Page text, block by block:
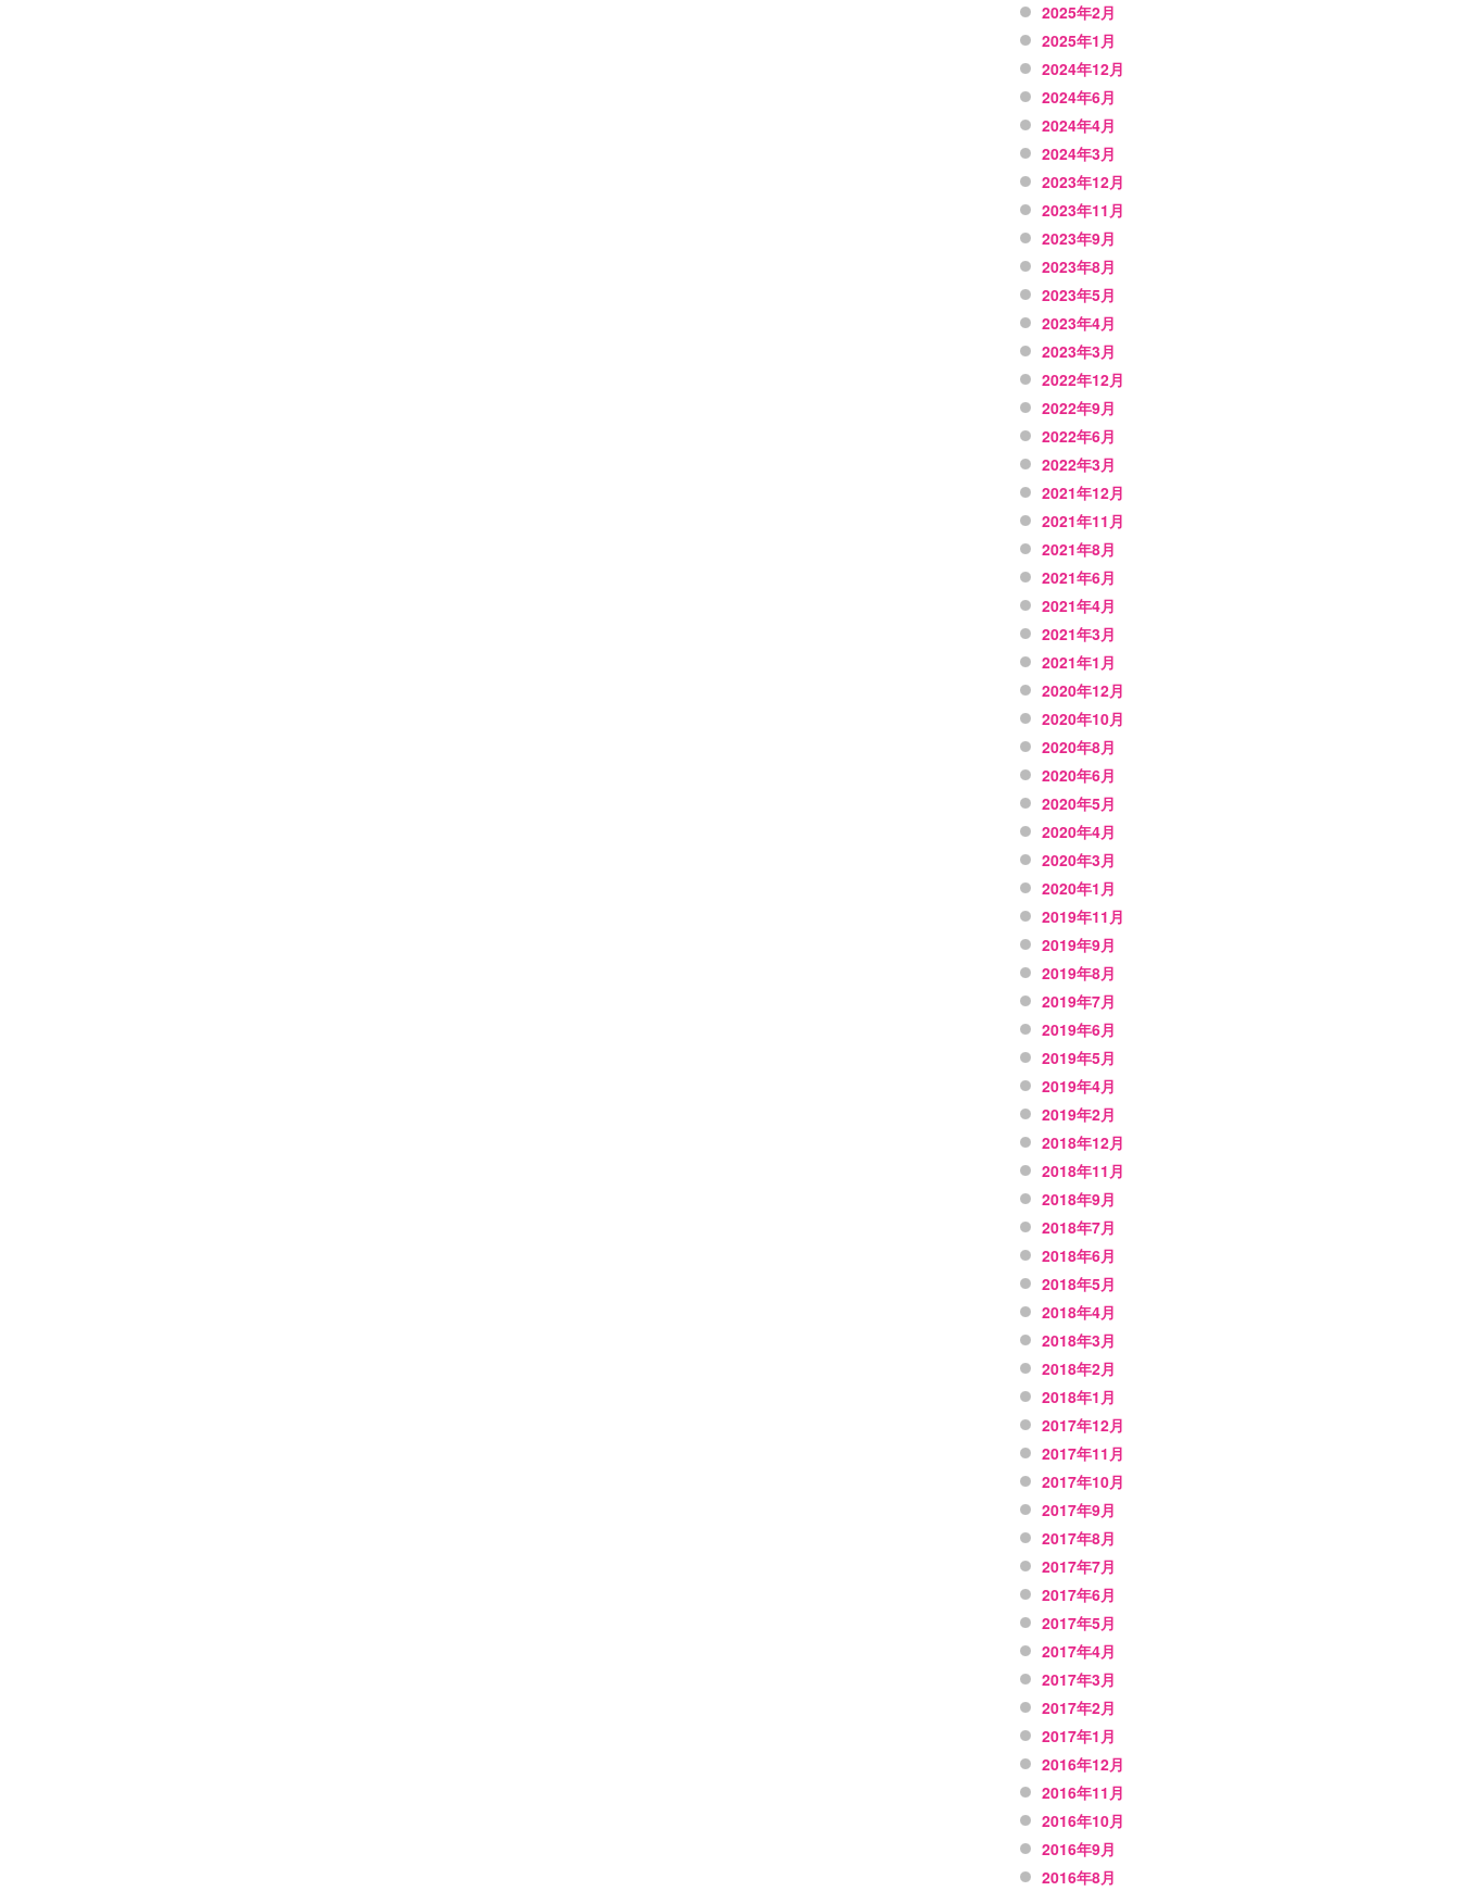
2025年2月
2025年1月
2024年12月
2024年6月
2024年4月
2024年3月
2023年12月
2023年11月
2023年9月
2023年8月
2023年5月
2023年4月
2023年3月
2022年12月
2022年9月
2022年6月
2022年3月
2021年12月
2021年11月
2021年8月
2021年6月
2021年4月
2021年3月
2021年1月
2020年12月
2020年10月
2020年8月
2020年6月
2020年5月
2020年4月
2020年3月
2020年1月
2019年11月
2019年9月
2019年8月
2019年7月
2019年6月
2019年5月
2019年4月
2019年2月
2018年12月
2018年11月
2018年9月
2018年7月
2018年6月
2018年5月
2018年4月
2018年3月
2018年2月
2018年1月
2017年12月
2017年11月
2017年10月
2017年9月
2017年8月
2017年7月
2017年6月
2017年5月
2017年4月
2017年3月
2017年2月
2017年1月
2016年12月
2016年11月
2016年10月
2016年9月
2016年8月